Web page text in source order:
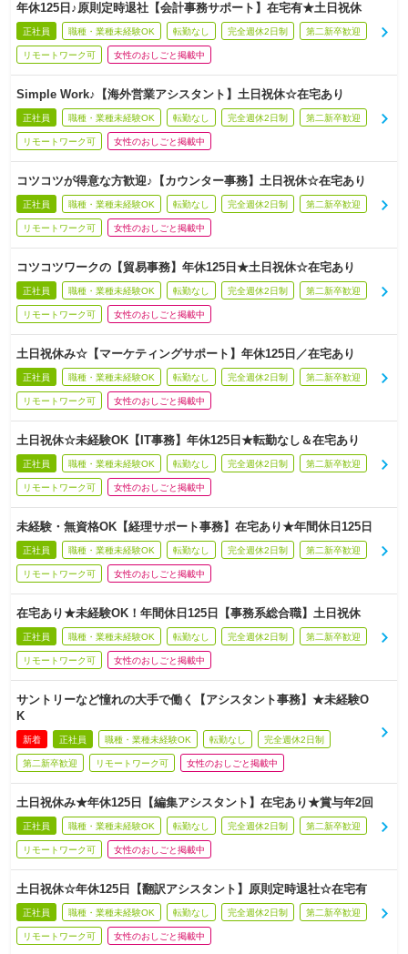
年休125日♪原則定時退社【会計事務サポート】在宅有★土日祝休
正社員 職種・業種未経験OK 転勤なし 完全週休2日制 第二新卒歓迎
リモートワーク可 女性のおしごと掲載中
Simple Work♪【海外営業アシスタント】土日祝休☆在宅あり
正社員 職種・業種未経験OK 転勤なし 完全週休2日制 第二新卒歓迎
リモートワーク可 女性のおしごと掲載中
コツコツが得意な方歓迎♪【カウンター事務】土日祝休☆在宅あり
正社員 職種・業種未経験OK 転勤なし 完全週休2日制 第二新卒歓迎
リモートワーク可 女性のおしごと掲載中
コツコツワークの【貿易事務】年休125日★土日祝休☆在宅あり
正社員 職種・業種未経験OK 転勤なし 完全週休2日制 第二新卒歓迎
リモートワーク可 女性のおしごと掲載中
土日祝休み☆【マーケティングサポート】年休125日／在宅あり
正社員 職種・業種未経験OK 転勤なし 完全週休2日制 第二新卒歓迎
リモートワーク可 女性のおしごと掲載中
土日祝休☆未経験OK【IT事務】年休125日★転勤なし＆在宅あり
正社員 職種・業種未経験OK 転勤なし 完全週休2日制 第二新卒歓迎
リモートワーク可 女性のおしごと掲載中
未経験・無資格OK【経理サポート事務】在宅あり★年間休日125日
正社員 職種・業種未経験OK 転勤なし 完全週休2日制 第二新卒歓迎
リモートワーク可 女性のおしごと掲載中
在宅あり★未経験OK！年間休日125日【事務系総合職】土日祝休
正社員 職種・業種未経験OK 転勤なし 完全週休2日制 第二新卒歓迎
リモートワーク可 女性のおしごと掲載中
サントリーなど憧れの大手で働く【アシスタント事務】★未経験O
K
新着 正社員 職種・業種未経験OK 転勤なし 完全週休2日制
第二新卒歓迎 リモートワーク可 女性のおしごと掲載中
土日祝休み★年休125日【編集アシスタント】在宅あり★賞与年2回
正社員 職種・業種未経験OK 転勤なし 完全週休2日制 第二新卒歓迎
リモートワーク可 女性のおしごと掲載中
土日祝休☆年休125日【翻訳アシスタント】原則定時退社☆在宅有
正社員 職種・業種未経験OK 転勤なし 完全週休2日制 第二新卒歓迎
リモートワーク可 女性のおしごと掲載中